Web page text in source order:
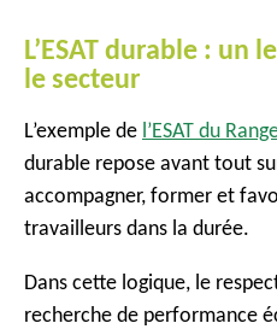
L’ESAT durable : un
le secteur
L’exemple de l’ESAT du
durable repose avant tout
accompagner, former et
travailleurs dans la durée.
Dans cette logique, le
recherche de performance